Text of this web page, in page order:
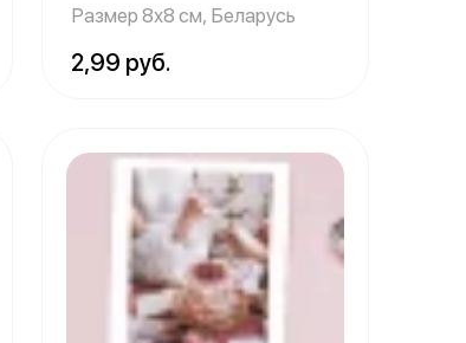
Размер 8х8 см, Беларусь
2,99 руб.